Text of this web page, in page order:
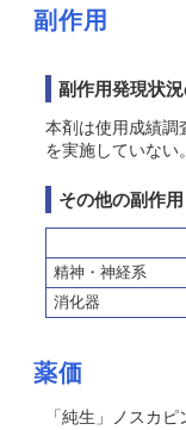
副作用
副作用発現状
本剤は使用成績調
を実施していない。
その他の副作用
精神・神経系
消化器
薬価
「純生」ノスカ